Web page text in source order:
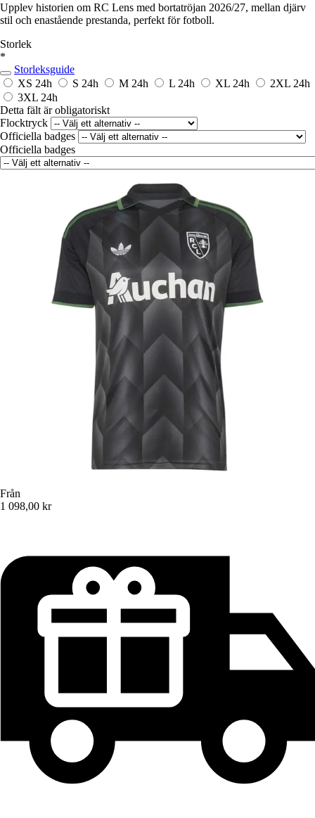
Upplev historien om RC Lens med bortatröjan 2026/27, mellan djärv
stil och enastående prestanda, perfekt för fotboll.
Storlek
*
Storleksguide
XS 24h S 24h M 24h L 24h XL 24h 2XL 24h
3XL 24h
Detta fält är obligatoriskt
Flocktryck
Officiella badges
Officiella badges
Från
1 098,00 kr